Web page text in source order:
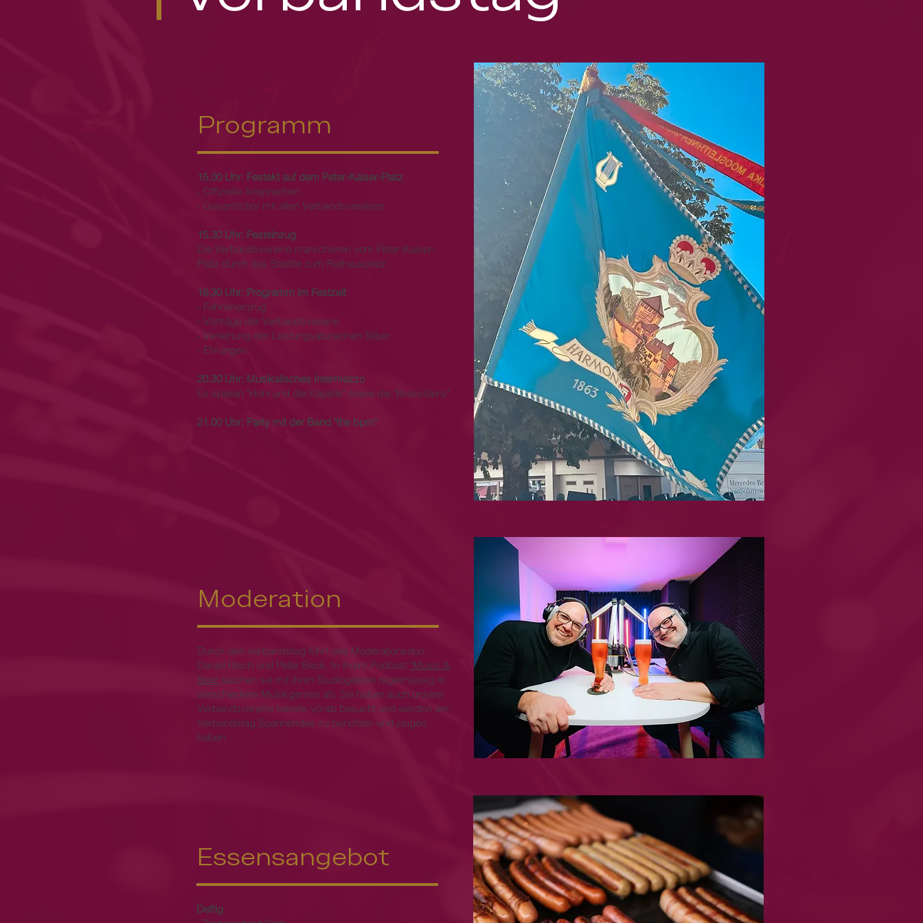
Programm
15.00 Uhr: Festakt auf dem Peter-Kaiser-Platz
- Offizielle Ansprachen
- Gesamtchor mit allen Verbandsvereinen
15.30 Uhr: Festeinzug
Die Verbandsvereine marschieren vom Peter-Kaiser-
Platz durch das Städtle zum Rathausplatz
16.30 Uhr: Programm im Festzelt
- Fahneneinzug
- Vorträge der Verbandsvereine
- Verleihung der Leistungsabzeichen Silber
- Ehrungen
20.30 Uhr: Musikalisches Intermezzo
Es spielen "Hohl und die Kapelle" sowie die "Brassidenz"
21.00 Uhr: Party mit der Band "the bpm"
Moderation
Durch den Verbandstag führt das Moderationsduo
Daniel Risch und Peter Beck. In ihrem Podcast "Music &
Beer tauchen sie mit ihren Studiogästen regelmässig in
verschiedene Musikgenres ab. Sie haben auch unsere
Verbandsvereine bereits vorab besucht und werden am
Verbandstag Spannendes zu berichten und zeigen
haben.
Essensangebot
Deftig